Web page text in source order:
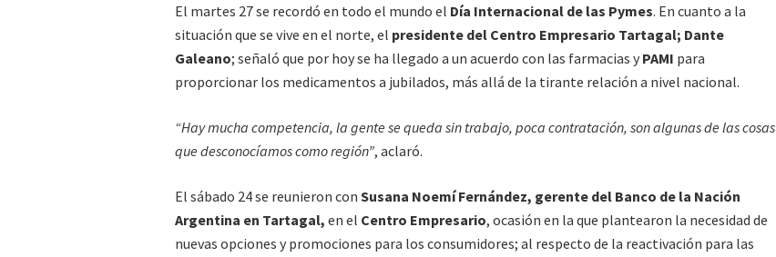
El martes 27 se recordó en todo el mundo el Día Internacional de las Pymes. En cuanto a la
situación que se vive en el norte, el presidente del Centro Empresario Tartagal; Dante
Galeano; señaló que por hoy se ha llegado a un acuerdo con las farmacias y PAMI para
proporcionar los medicamentos a jubilados, más allá de la tirante relación a nivel nacional.
“Hay mucha competencia, la gente se queda sin trabajo, poca contratación, son algunas de las cosas
que desconocíamos como región”, aclaró.
El sábado 24 se reunieron con Susana Noemí Fernández, gerente del Banco de la Nación
Argentina en Tartagal, en el Centro Empresario, ocasión en la que plantearon la necesidad de
nuevas opciones y promociones para los consumidores; al respecto de la reactivación para las